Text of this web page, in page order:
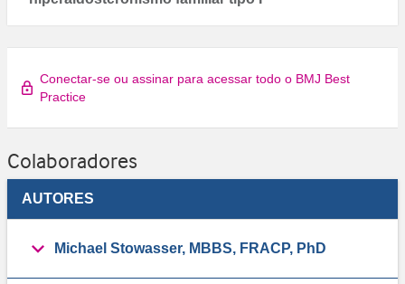
Conectar-se ou assinar para acessar todo o BMJ Best
Practice
Colaboradores
AUTORES
Michael Stowasser, MBBS, FRACP, PhD